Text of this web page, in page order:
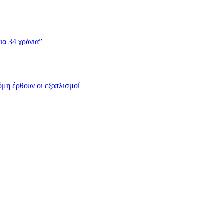
34 χρόνια”
έρθουν οι εξοπλισμοί